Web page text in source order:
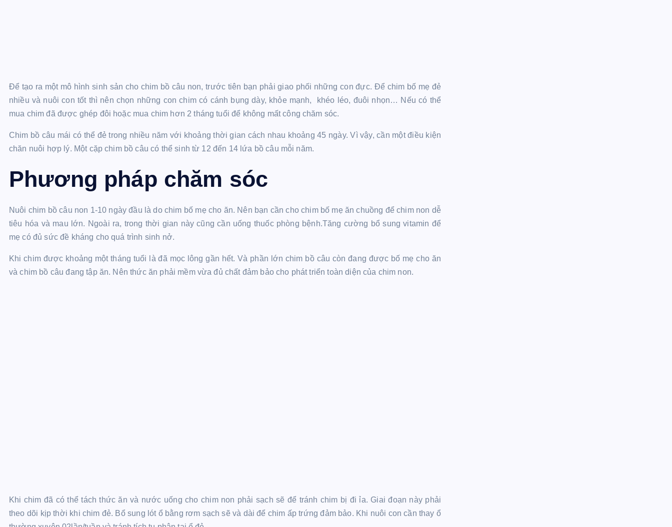
Để tạo ra một mô hình sinh sản cho chim bồ câu non, trước tiên bạn phải giao phối những con đực. Để chim bố mẹ đẻ
nhiều và nuôi con tốt thì nên chọn những con chim có cánh bụng dày, khỏe mạnh, khéo léo, đuôi nhọn… Nếu có thể
mua chim đã được ghép đôi hoặc mua chim hơn 2 tháng tuổi để không mất công chăm sóc.
Chim bồ câu mái có thể đẻ trong nhiều năm với khoảng thời gian cách nhau khoảng 45 ngày. Vì vậy, cần một điều kiện
chăn nuôi hợp lý. Một cặp chim bồ câu có thể sinh từ 12 đến 14 lứa bồ câu mỗi năm.
Phương pháp chăm sóc
Nuôi chim bồ câu non 1-10 ngày đầu là do chim bố mẹ cho ăn. Nên bạn cần cho chim bố mẹ ăn chuồng để chim non dễ
tiêu hóa và mau lớn. Ngoài ra, trong thời gian này cũng cần uống thuốc phòng bệnh.Tăng cường bổ sung vitamin để
mẹ có đủ sức đề kháng cho quá trình sinh nở.
Khi chim được khoảng một tháng tuổi là đã mọc lông gần hết. Và phần lớn chim bồ câu còn đang được bố mẹ cho ăn
và chim bồ câu đang tập ăn. Nên thức ăn phải mềm vừa đủ chất đảm bảo cho phát triển toàn diện của chim non.
Khi chim đã có thể tách thức ăn và nước uống cho chim non phải sạch sẽ để tránh chim bị đi ỉa. Giai đoạn này phải
theo dõi kịp thời khi chim đẻ. Bổ sung lót ổ bằng rơm sạch sẽ và dài để chim ấp trứng đảm bảo. Khi nuôi con cần thay ổ